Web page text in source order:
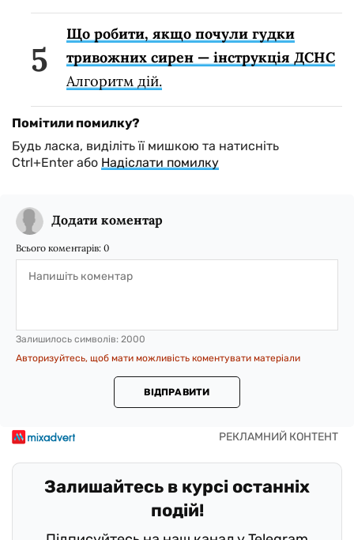
Що робити, якщо почули гудки
тривожних сирен — інструкція ДСНС
Алгоритм дій.
Помітили помилку?
Будь ласка, виділіть її мишкою та натисніть
Ctrl+Enter або Надіслати помилку
Додати коментар
Всього коментарів: 0
Залишилось символів: 2000
Авторизуйтесь, щоб мати можливість коментувати матеріали
ВІДПРАВИТИ
Залишайтесь в курсі останніх
подій!